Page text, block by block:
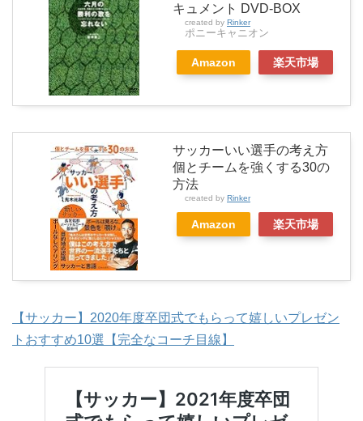
キュメント DVD-BOX
created by Rinker
ポニーキャニオン
Amazon 楽天市場
サッカーいい選手の考え方
個とチームを強くする30の
方法
created by Rinker
Amazon 楽天市場
【サッカー】2020年度卒団式でもらって嬉しいプレゼン
トおすすめ10選【完全なコーチ目線】